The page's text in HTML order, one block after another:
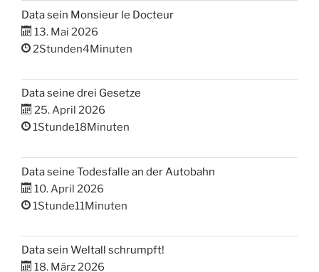
Data sein Monsieur le Docteur
13. Mai 2026
2Stunden4Minuten
Data seine drei Gesetze
25. April 2026
1Stunde18Minuten
Data seine Todesfalle an der Autobahn
10. April 2026
1Stunde11Minuten
Data sein Weltall schrumpft!
18. März 2026